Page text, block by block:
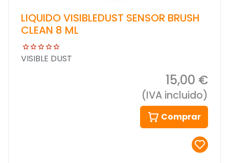
LIQUIDO VISIBLEDUST SENSOR BRUSH
CLEAN 8 ML
VISIBLE DUST
15,00 €
(IVA incluido)
Comprar